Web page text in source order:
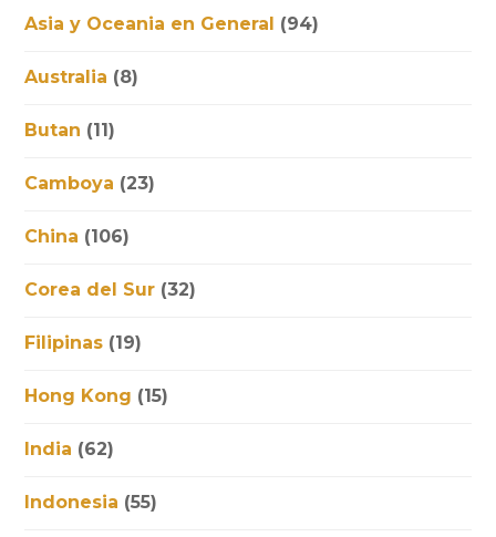
Asia y Oceania en General (94)
Australia (8)
Butan (11)
Camboya (23)
China (106)
Corea del Sur (32)
Filipinas (19)
Hong Kong (15)
India (62)
Indonesia (55)